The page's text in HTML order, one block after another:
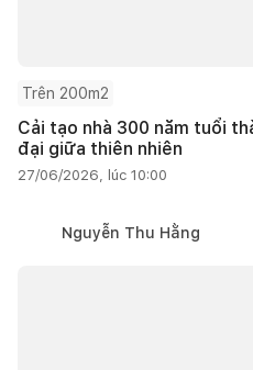
Trên 200m2
Cải tạo nhà 300 năm tuổi
đại giữa thiên nhiên
27/06/2026, lúc 10:00
Nguyễn Thu Hằng